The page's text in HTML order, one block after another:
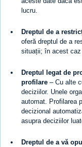
lucru.
Dreptul de a
oferă dreptul de a
situații; în acest caz
Dreptul legat de
profilare – Cu alte
deciziilor. Unele
automat. Profilarea
decizional
asupra deciziilor
Dreptul de a vă